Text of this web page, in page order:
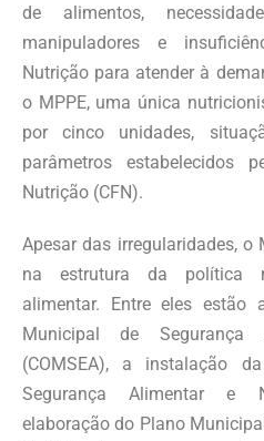
de alimentos,
manipuladores e
Nutrição para atender à
o MPPE, uma única
por cinco unidades,
parâmetros estabelecidos
Nutrição (CFN).
Apesar das irregularidades, o
na estrutura da política
alimentar. Entre eles estão
Municipal de Segurança
(COMSEA), a instalação
Segurança Alimentar e
elaboração do Plano